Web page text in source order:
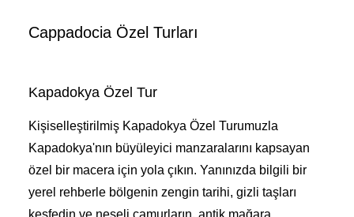
Cappadocia Özel Turları
Kapadokya Özel Tur
Kişiselleştirilmiş Kapadokya Özel Turumuzla
Kapadokya'nın büyüleyici manzaralarını kapsayan
özel bir macera için yola çıkın. Yanınızda bilgili bir
yerel rehberle bölgenin zengin tarihi, gizli taşları
keşfedin ve neşeli çamurların, antik mağara